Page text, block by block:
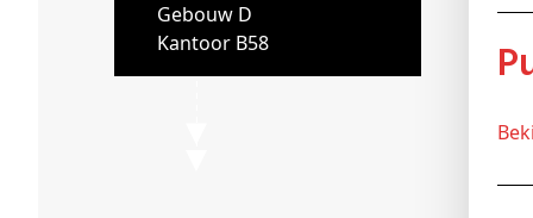
Gebouw D
Kantoor B58